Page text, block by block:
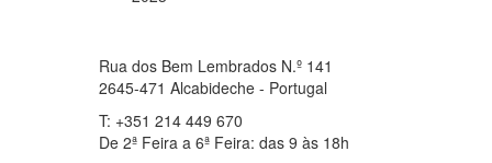
Rua dos Bem Lembrados N.º 141
2645-471 Alcabideche - Portugal
T: +351 214 449 670
De 2ª Feira a 6ª Feira: das 9 às 18h